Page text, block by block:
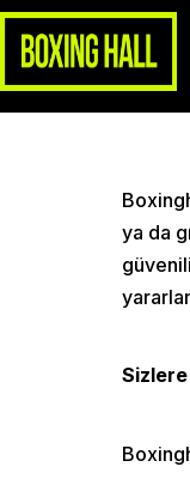
ya da
Sizlere